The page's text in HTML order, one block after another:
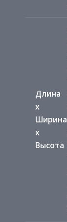
Длина
х
Ширина
х
Высота